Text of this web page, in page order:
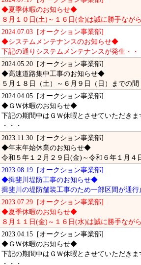
◆夏季休暇のお知らせ◆
８月１０日(土)～１６日(金)は誠に勝手なが
2024.07.03 [オークション事業部]
◆システムメンテナンスのお知らせ◆
下記の通りシステムメンテナンスが発生・・
2024.05.20 [オークション事業部]
◆高速道路集中工事のお知らせ◆
５月１８日（土）～６月９日（日）までの間
2024.04.05 [オークション事業部]
◆ＧＷ休暇のお知らせ◆
下記の期間中はＧＷ休暇とさせていただきま
・・・
2023.11.30 [オークション事業部]
◆年末年始休業のお知らせ◆
令和５年１２月２９日(金)～令和６年１月４
2023.08.19 [オークション事業部]
◆揖斐川堤防工事のお知らせ◆
揖斐川の堤防舗装工事のため一部区間が通行
2023.07.29 [オークション事業部]
◆夏季休暇のお知らせ◆
８月１１日(金)～１６日(水)は誠に勝手なが
2023.04.15 [オークション事業部]
◆ＧＷ休暇のお知らせ◆
下記の期間中はＧＷ休暇とさせていただきま